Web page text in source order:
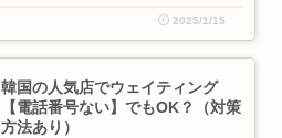
2025/1/15
韓国の人気店でウェイティング
【電話番号ない】でもOK？（対策
方法あり）